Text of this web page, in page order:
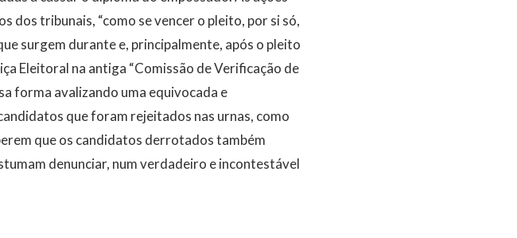
dos tribunais, “como se vencer o pleito, por si só,
surgem durante e, principalmente, após o pleito
Eleitoral na antiga “Comissão de Verificação de
forma avalizando uma equivocada e
que foram rejeitados nas urnas, como
que os candidatos derrotados também
denunciar, num verdadeiro e incontestável